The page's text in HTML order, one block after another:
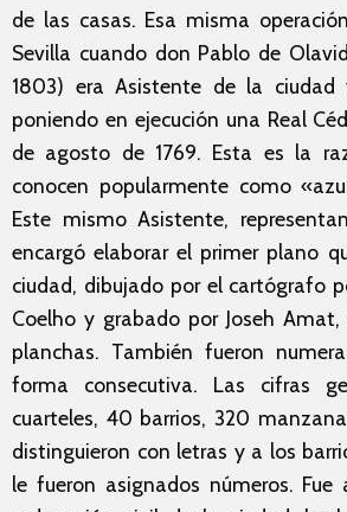
de las casas. Esa misma
Sevilla cuando don Pablo de
1803) era Asistente de la ciudad
poniendo en ejecución una Real
de agosto de 1769. Esta es la
conocen popularmente como
Este mismo Asistente,
encargó elaborar el primer plano
ciudad, dibujado por el cartógrafo
Coelho y grabado por Joseh
planchas. También fueron
forma consecutiva. Las cifras
cuarteles, 40 barrios, 320
distinguieron con letras y a los
le fueron asignados números. Fue